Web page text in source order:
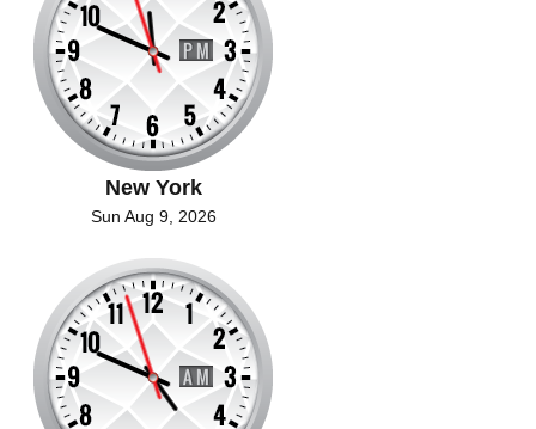
New York
Sun Aug 9, 2026